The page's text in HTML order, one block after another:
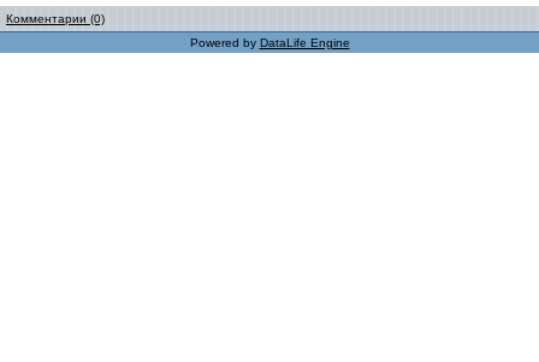
Комментарии (0)
Powered by DataLife Engine